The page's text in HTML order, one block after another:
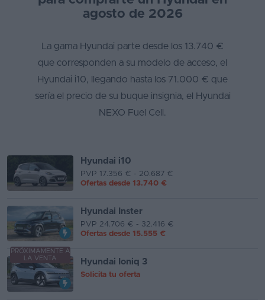
Segunda
Híbridos
Ofertas
Asistente
Foro
de
opiniones
Guías
agosto de 2026
La gama Hyundai parte desde los 13.740 €
que corresponden a su modelo de acceso, el
Hyundai i10, llegando hasta los 71.000 € que
sería el precio de su buque insignia, el Hyundai
NEXO Fuel Cell.
Hyundai i10
PVP 17.356 € - 20.687 €
Ofertas desde 13.740 €
Hyundai Inster
PVP 24.706 € - 32.416 €
Ofertas desde 15.555 €
PRÓXIMAMENTE A
LA VENTA
Hyundai Ioniq 3
Solicita tu oferta